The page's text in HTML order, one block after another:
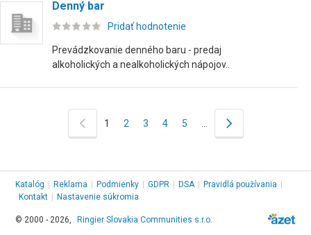
Denný bar
Pridať hodnotenie
Prevádzkovanie denného baru - predaj
alkoholických a nealkoholických nápojov..
1 2 3 4 5
Katalóg Reklama Podmienky GDPR DSA Pravidlá používania
Kontakt
Nastavenie súkromia
© 2000 - 2026, Ringier Slovakia Communities s.r.o.